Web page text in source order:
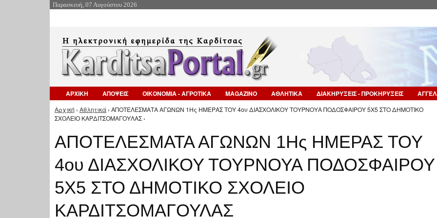
Παρασκευή, 07 Αυγούστου 2026
ΑΡΧΙΚΗ ΑΠΟΨΕΙΣ ΟΙΚΟΝΟΜΙΑ - ΑΓΡΟΤΙΚΑ MAGAZINO ΑΘΛΗΤΙΚΑ ΔΙΑΚΗΡΥΞΕΙΣ - ΠΡΟΚΗΡΥΞΕΙΣ
Είστε εδώ
Αρχική › Αθλητικά › ΑΠΟΤΕΛΕΣΜΑΤΑ ΑΓΩΝΩΝ 1Ης ΗΜΕΡΑΣ ΤΟΥ 4ου ΔΙΑΣΧΟΛΙΚΟΥ ΤΟΥΡΝΟΥΑ ΠΟΔΟΣΦΑΙΡΟΥ 5Χ5 ΣΤΟ ΔΗΜΟΤΙΚΟ
ΣΧΟΛΕΙΟ ΚΑΡΔΙΤΣΟΜΑΓΟΥΛΑΣ ›
ΑΠΟΤΕΛΕΣΜΑΤΑ ΑΓΩΝΩΝ 1Ης ΗΜΕΡΑΣ ΤΟΥ
4ου ΔΙΑΣΧΟΛΙΚΟΥ ΤΟΥΡΝΟΥΑ ΠΟΔΟΣΦΑΙΡΟΥ
5Χ5 ΣΤΟ ΔΗΜΟΤΙΚΟ ΣΧΟΛΕΙΟ
ΚΑΡΔΙΤΣΟΜΑΓΟΥΛΑΣ